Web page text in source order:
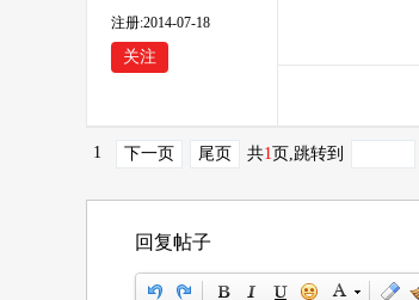
注册:2014-07-18
关注
1 下一页 尾页 共1页 ,跳转到
回复帖子